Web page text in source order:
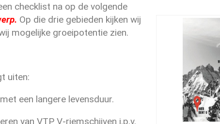
checklist na op de volgende
Op die drie gebieden kijken wij
mogelijke groeipotentie zien.
uiten:
een langere levensduur.
van VTP V-riemschijven i.p.v.